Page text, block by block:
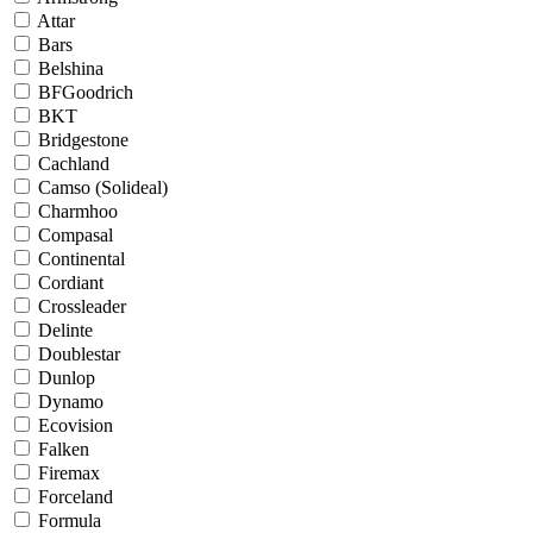
Attar
Bars
Belshina
BFGoodrich
BKT
Bridgestone
Cachland
Camso (Solideal)
Charmhoo
Compasal
Continental
Cordiant
Crossleader
Delinte
Doublestar
Dunlop
Dynamo
Ecovision
Falken
Firemax
Forceland
Formula